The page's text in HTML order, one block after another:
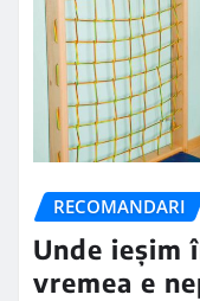
RECOMANDARI
Unde ieșim
vremea e